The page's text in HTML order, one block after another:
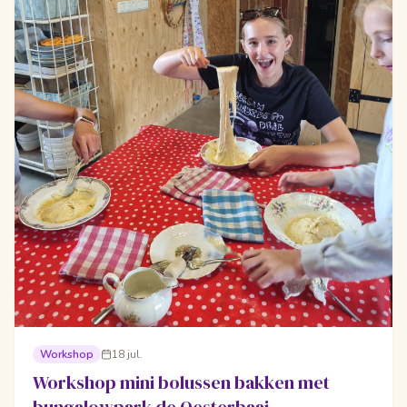
Workshop 18 jul.
Workshop mini bolussen bakken met